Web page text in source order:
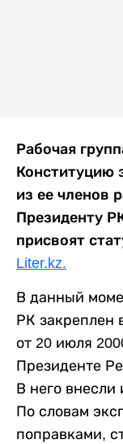
Рабочая
Конституцию
из ее членов
Президенту
присвоят
Liter.kz.
В данный
РК закреплен
от 20 июля
Президенте
В него внесли
По словам
поправками,